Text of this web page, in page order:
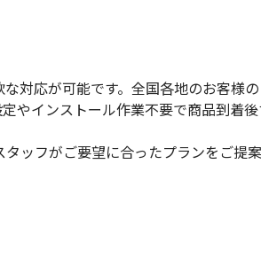
対応が可能です。全国各地のお客様
インストール作業不要で商品到着後
ッフがご要望に合ったプランをご提案